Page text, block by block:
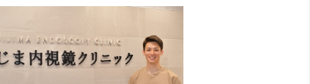
般に力を入れています。
し…